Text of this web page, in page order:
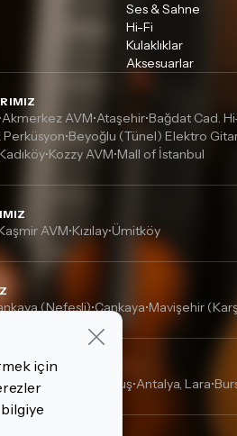
Ses & Sahne
Hi-Fi
Kulaklıklar
Aksesuarlar
•Akmerkez AVM•Ataşehir•Bağdat Cad.
•Beyoğlu (Tünel) Elektro
•Kozzy AVM•Mall of İstanbul
AVM•Kızılay•Ümitköy
(Nefesli)•Çankaya•Mavişehir
Özal• Adana, Kurtuluş•Antalya, Lara•
için